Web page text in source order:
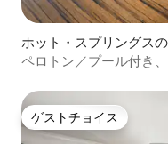
ホット・スプリングス
ペロトン／プール付き
ゲストチョイス
ゲストチョイス